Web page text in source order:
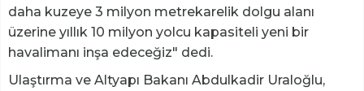
daha kuzeye 3 milyon metrekarelik dolgu alanı
üzerine yıllık 10 milyon yolcu kapasiteli yeni bir
havalimanı inşa edeceğiz" dedi.
Ulaştırma ve Altyapı Bakanı Abdulkadir Uraloğlu,